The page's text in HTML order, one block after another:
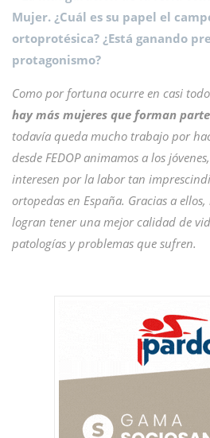
Mujer. ¿Cuál es su papel el
ortoprotésica? ¿Está ganando
protagonismo?
Como por fortuna ocurre en casi
hay más mujeres que forman
todavía queda mucho trabajo por
desde FEDOP animamos a los
interesen por la labor tan
ortopedas en España. Gracias a
logran tener una mejor calidad de
patologías y problemas que sufren.